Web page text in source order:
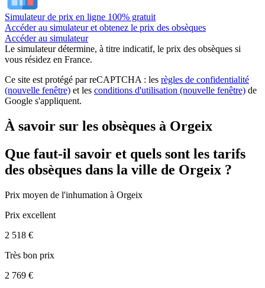
Simulateur de prix en ligne 100% gratuit
Accéder au simulateur et obtenez le prix des obsèques
Accéder au simulateur
Le simulateurdétermine, à titre indicatif, le prix des obsèques si
vous résidez en France.
Ce site est protégé par reCAPTCHA : les règles de confidentialité
(nouvelle fenêtre) et les conditions d'utilisation (nouvelle fenêtre) de
Google s'appliquent.
À savoir sur les obsèques à Orgeix
Que faut-il savoir et quels sont les tarifs
des obsèques dans la ville de Orgeix ?
Prix moyen de l'inhumation à Orgeix
Prix excellent
2 518 €
Très bon prix
2 769 €